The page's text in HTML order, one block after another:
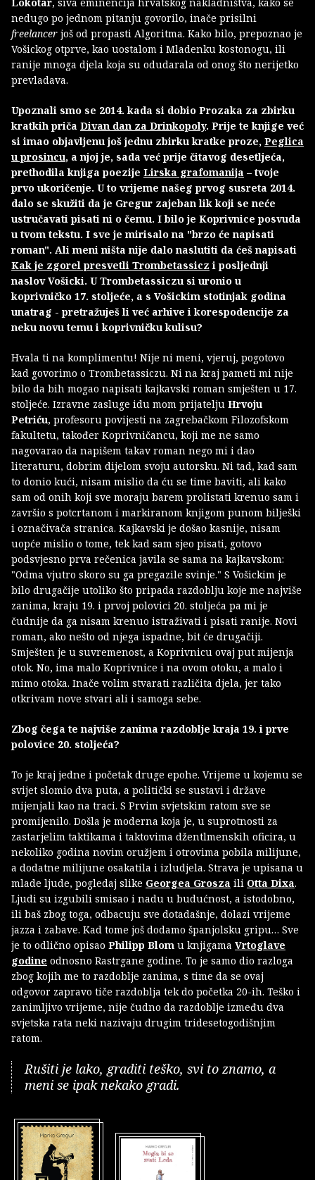
nedugo po jednom pitanju govorilo, inače prisilni
freelancer još od propasti Algoritma. Kako bilo, prepoznao je
Vošickog otprve, kao uostalom i Mladenku kostonogu, ili
ranije mnoga djela koja su odudarala od onog što nerijetko
prevladava.
Upoznali smo se 2014. kada si dobio Prozaka za zbirku
kratkih priča Divan dan za Drinkopoly. Prije te knjige već
si imao objavljenu još jednu zbirku kratke proze, Peglica
u prosincu, a njoj je, sada već prije čitavog desetljeća,
prethodila knjiga poezije Lirska grafomanija – tvoje
prvo ukoričenje. U to vrijeme našeg prvog susreta 2014.
dalo se skužiti da je Gregur zajeban lik koji se neće
ustručavati pisati ni o čemu. I bilo je Koprivnice posvuda
u tvom tekstu. I sve je mirisalo na "brzo će napisati
roman". Ali meni ništa nije dalo naslutiti da ćeš napisati
Kak je zgorel presvetli Trombetassicz i posljednji
naslov Vošicki. U Trombetassiczu si uronio u
koprivničko 17. stoljeće, a s Vošickim stotinjak godina
unatrag - pretražuješ li već arhive i korespodencije za
neku novu temu i koprivničku kulisu?
Hvala ti na komplimentu! Nije ni meni, vjeruj, pogotovo
kad govorimo o Trombetassiczu. Ni na kraj pameti mi nije
bilo da bih mogao napisati kajkavski roman smješten u 17.
stoljeće. Izravne zasluge idu mom prijatelju Hrvoju
Petriću, profesoru povijesti na zagrebačkom Filozofskom
fakultetu, također Koprivničancu, koji me ne samo
nagovarao da napišem takav roman nego mi i dao
literaturu, dobrim dijelom svoju autorsku. Ni tad, kad sam
to donio kući, nisam mislio da ću se time baviti, ali kako
sam od onih koji sve moraju barem prolistati krenuo sam i
završio s potcrtanom i markiranom knjigom punom bilješki
i označivača stranica. Kajkavski je došao kasnije, nisam
uopće mislio o tome, tek kad sam sjeo pisati, gotovo
podsvjesno prva rečenica javila se sama na kajkavskom:
"Odma vjutro skoro su ga pregazile svinje." S Vošickim je
bilo drugačije utoliko što pripada razdoblju koje me najviše
zanima, kraju 19. i prvoj polovici 20. stoljeća pa mi je
čudnije da ga nisam krenuo istraživati i pisati ranije. Novi
roman, ako nešto od njega ispadne, bit će drugačiji.
Smješten je u suvremenost, a Koprivnicu ovaj put mijenja
otok. No, ima malo Koprivnice i na ovom otoku, a malo i
mimo otoka. Inače volim stvarati različita djela, jer tako
otkrivam nove stvari ali i samoga sebe.
Zbog čega te najviše zanima razdoblje kraja 19. i prve
polovice 20. stoljeća?
To je kraj jedne i početak druge epohe. Vrijeme u kojemu se
svijet slomio dva puta, a politički se sustavi i države
mijenjali kao na traci. S Prvim svjetskim ratom sve se
promijenilo. Došla je moderna koja je, u suprotnosti za
zastarjelim taktikama i taktovima džentlmenskih oficira, u
nekoliko godina novim oružjem i otrovima pobila milijune,
a dodatne milijune osakatila i izludjela. Strava je upisana u
mlade ljude, pogledaj slike Georgea Grosza ili Otta Dixa.
Ljudi su izgubili smisao i nadu u budućnost, a istodobno,
ili baš zbog toga, odbacuju sve dotadašnje, dolazi vrijeme
jazza i zabave. Kad tome još dodamo španjolsku gripu… Sve
je to odlično opisao Philipp Blom u knjigama Vrtoglave
godine odnosno Rastrgane godine. To je samo dio razloga
zbog kojih me to razdoblje zanima, s time da se ovaj
odgovor zapravo tiče razdoblja tek do početka 20-ih. Teško i
zanimljivo vrijeme, nije čudno da razdoblje između dva
svjetska rata neki nazivaju drugim tridesetogodišnjim
ratom.
Rušiti je lako, graditi teško, svi to znamo, a
meni se ipak nekako gradi.